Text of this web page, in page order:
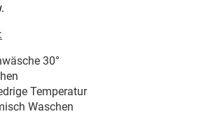
30°
Temperatur
Waschen